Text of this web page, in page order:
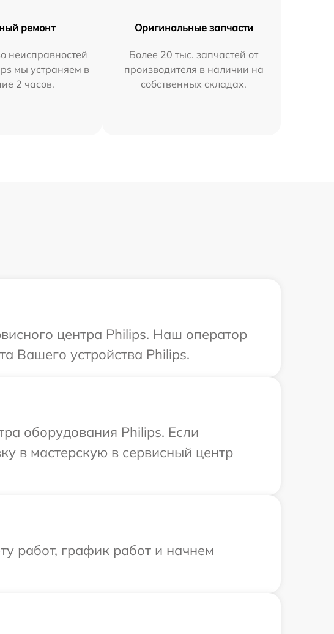
ремонт
неисправностей
мы устраняем в
2 часов.
Оригинальные запчасти
Более 20 тыс. запчастей от
производителя в наличии на
собственных складах.
центра Philips. Наш оператор
Вашего устройства Philips.
оборудования Philips. Если
в мастерскую в сервисный центр
работ, график работ и начнем